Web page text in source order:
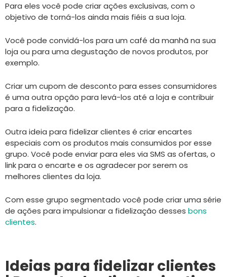
Para eles você pode criar ações exclusivas, com o
objetivo de torná-los ainda mais fiéis a sua loja.
Você pode convidá-los para um café da manhã na sua
loja ou para uma degustação de novos produtos, por
exemplo.
Criar um cupom de desconto para esses consumidores
é uma outra opção para levá-los até a loja e contribuir
para a fidelização.
Outra ideia para fidelizar clientes é criar encartes
especiais com os produtos mais consumidos por esse
grupo. Você pode enviar para eles via SMS as ofertas, o
link para o encarte e os agradecer por serem os
melhores clientes da loja.
Com esse grupo segmentado você pode criar uma série
de ações para impulsionar a fidelização desses bons
clientes.
Ideias para fidelizar clientes